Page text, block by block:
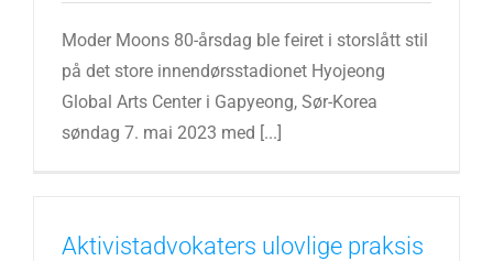
Moder Moons 80-årsdag ble feiret i storslått stil
på det store innendørsstadionet Hyojeong
Global Arts Center i Gapyeong, Sør-Korea
søndag 7. mai 2023 med [...]
Aktivistadvokaters ulovlige praksis